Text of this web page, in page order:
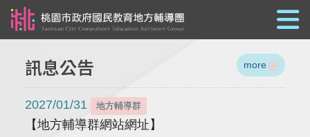
訊息公告 more
2027/01/31 地方輔導群
【地方輔導群網站網址】